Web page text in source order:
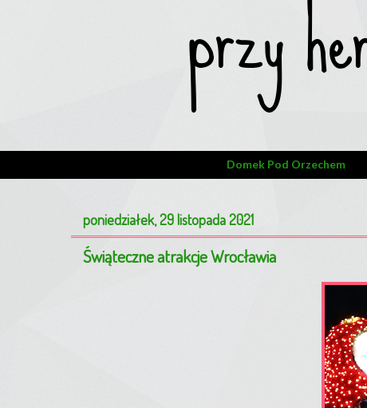
Domek Pod Orzechem
poniedziałek, 29 listopada 2021
Świąteczne atrakcje Wrocławia